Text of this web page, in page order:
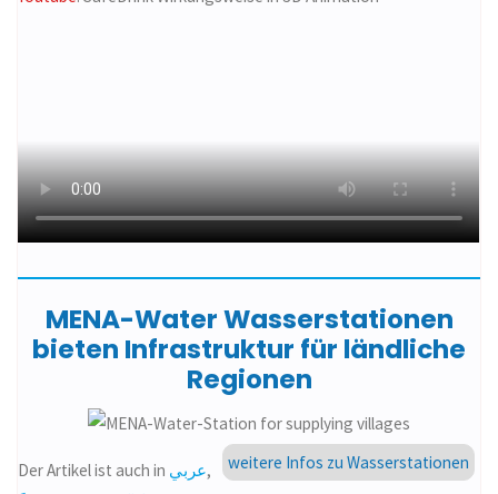
MENA-Water Wasserstationen
bieten Infrastruktur für ländliche
Regionen
weitere Infos zu Wasserstationen
Der Artikel ist auch in عربي,